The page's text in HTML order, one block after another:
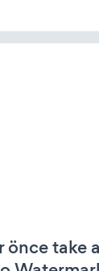
önce take